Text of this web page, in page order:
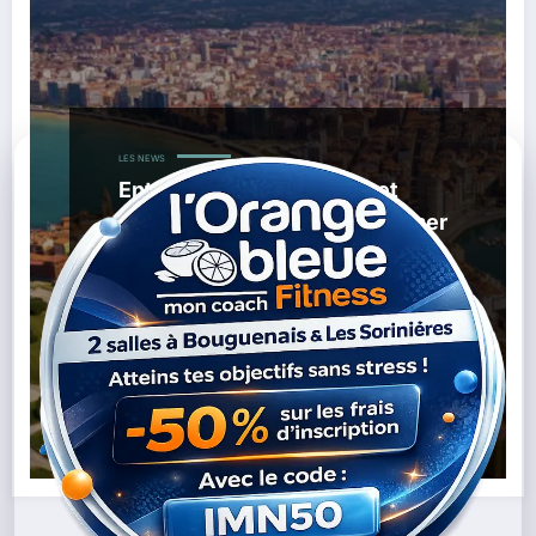
LES NEWS
Entre la Loire-Atlantique et
l’Espagne, l’autoroute de la mer
pourrait bientôt renaître
18/01/2026 Autoroute De La Mer,Décarbonation,
Façade Atlantique,Fret,Gijón,Logistique,Port De Nantes
Saint-Nazaire,Transport Maritime
Lire la suite